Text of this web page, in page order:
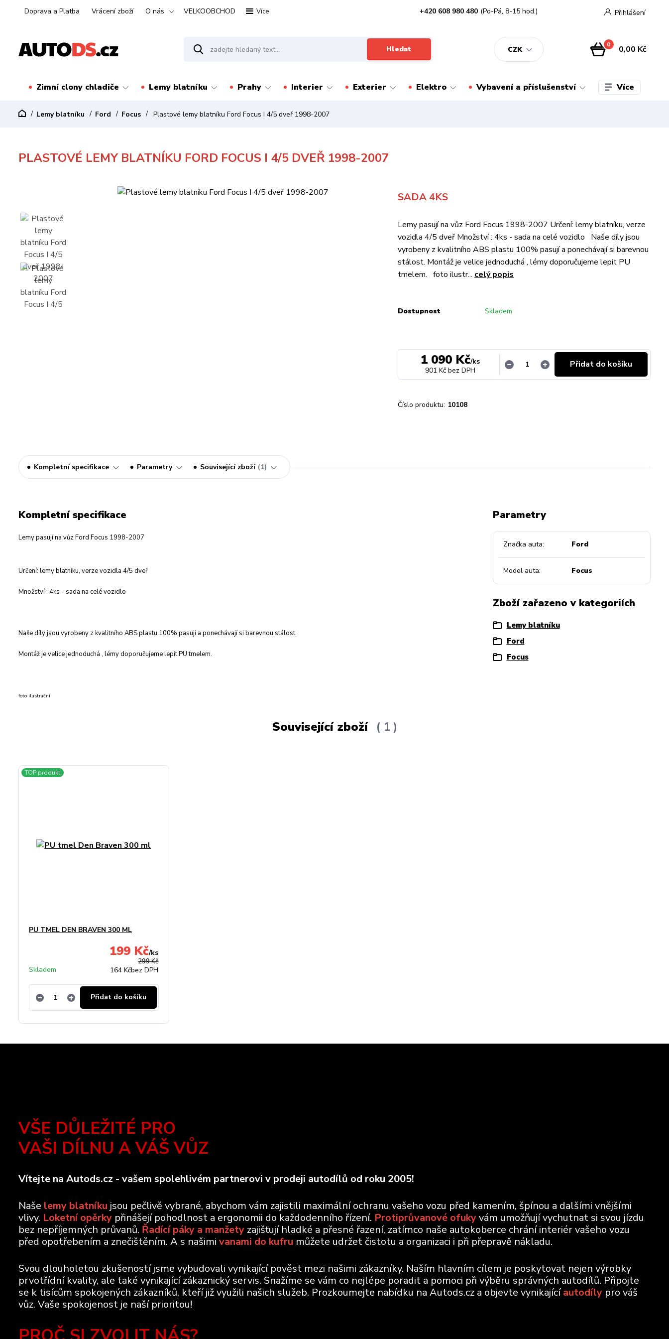
Doprava a Platba Vrácení zboží O nás VELKOOBCHOD Více
CZK
Přihlášení
Hledat
+420 608 980 480 (Po-Pá, 8-15 hod.)
0 0,00 Kč
Zimní clony chladiče Lemy blatníku Prahy Interier Exterier Elektro Vybavení a příslušenství Více
Lemy blatníku Ford Focus Plastové lemy blatníku Ford Focus I 4/5 dveř 1998-2007
PLASTOVÉ LEMY BLATNÍKU FORD FOCUS I 4/5 DVEŘ 1998-2007
SADA 4KS
Lemy pasují na vůz Ford Focus 1998-2007 Určení: lemy blatníku, verze
vozidla 4/5 dveř Množství : 4ks - sada na celé vozidlo Naše díly jsou
vyrobeny z kvalitního ABS plastu 100% pasují a ponechávají si barevnou
stálost. Montáž je velice jednoduchá , lémy doporučujeme lepit PU
tmelem. foto ilustr... celý popis
Dostupnost Skladem
1 090 Kč/ks
901 Kč bez DPH
Přidat do košíku
Číslo produktu: 10108
Kompletní specifikace Parametry Související zboží 1
Kompletní specifikace
Lemy pasují na vůz Ford Focus 1998-2007
Určení: lemy blatníku, verze vozidla 4/5 dveř
Množství : 4ks - sada na celé vozidlo
Naše díly jsou vyrobeny z kvalitního ABS plastu 100% pasují a ponechávají si barevnou stálost.
Montáž je velice jednoduchá , lémy doporučujeme lepit PU tmelem.
foto ilustrační
Parametry
Značka auta Ford
Model auta Focus
Zboží zařazeno v kategoriích
Lemy blatníku
Ford
Focus
Související zboží 1
TOP produkt
PU TMEL DEN BRAVEN 300 ML
299 Kč
199 Kč/ks
164 Kčbez DPH
Skladem
Přidat do košíku
VŠE DŮLEŽITÉ PRO
VAŠI DÍLNU A VÁŠ VŮZ
Vítejte na Autods.cz - vašem spolehlivém partnerovi v prodeji autodílů od roku 2005!
Naše lemy blatníku jsou pečlivě vybrané, abychom vám zajistili maximální ochranu vašeho vozu před kamením, špínou a dalšími vnějšími
vlivy. Loketní opěrky přinášejí pohodlnost a ergonomii do každodenního řízení. Protiprůvanové ofukyvám umožňují vychutnat si svou jízdu
bez nepříjemných průvanů. Řadící páky a manžety zajišťují hladké a přesné řazení, zatímco naše autokoberce chrání interiér vašeho vozu
před opotřebením a znečištěním. A s našimi vanami do kufru můžete udržet čistotu a organizaci i při přepravě nákladu.
Svou dlouholetou zkušeností jsme vybudovali vynikající pověst mezi našimi zákazníky. Naším hlavním cílem je poskytovat nejen výrobky
prvotřídní kvality, ale také vynikající zákaznický servis. Snažíme se vám co nejlépe poradit a pomoci při výběru správných autodílů. Připojte
se k tisícům spokojených zákazníků, kteří již využili našich služeb. Prozkoumejte nabídku na Autods.cz a objevte vynikajícíautodíly pro váš
vůz. Vaše spokojenost je naší prioritou!